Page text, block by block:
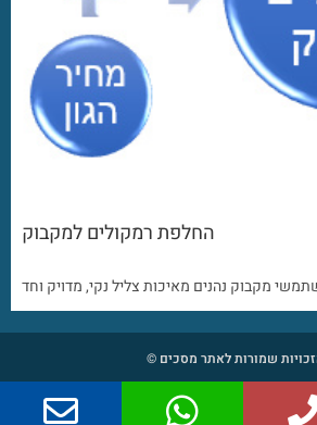
החלפת רמקולים למקבוק
שמורות לאתר מסכים ©